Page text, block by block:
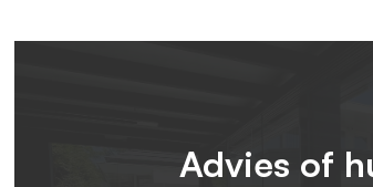
Advies of